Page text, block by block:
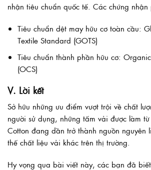
nhận tiêu chuẩn quốc tế. Các chứng
Tiêu chuẩn dệt may hữu cơ toàn cầu:
Textile Standard (GOTS)
Tiêu chuẩn thành phần hữu cơ:
(OCS)
V. Lời kết
Sở hữu những ưu điểm vượt trội về chất
người sử dụng, những tấm vải được làm
Cotton đang dần trở thành nguồn nguyên
thế chất liệu vải khác trên thị trường.
Hy vọng qua bài viết này, các bạn đã